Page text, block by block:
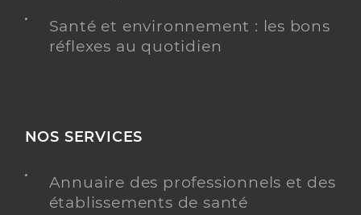
Santé et environnement : les bons
réflexes au quotidien
NOS SERVICES
Annuaire des professionnels et des
établissements de santé